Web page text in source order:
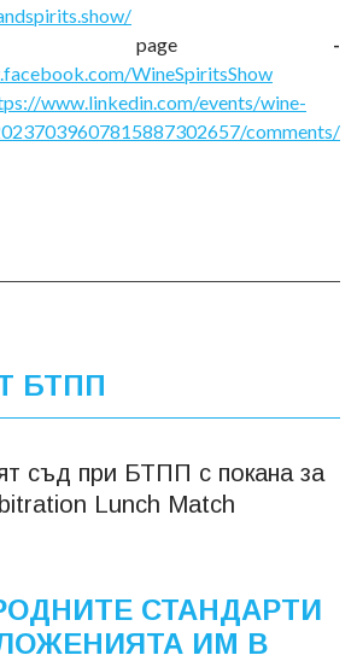
page -
WineSpiritsShow
www.linkedin.com/events/wine-
comments/
БТПП
съд при БТПП с покана за
Lunch Match
СТАНДАРТИ
ИМ В